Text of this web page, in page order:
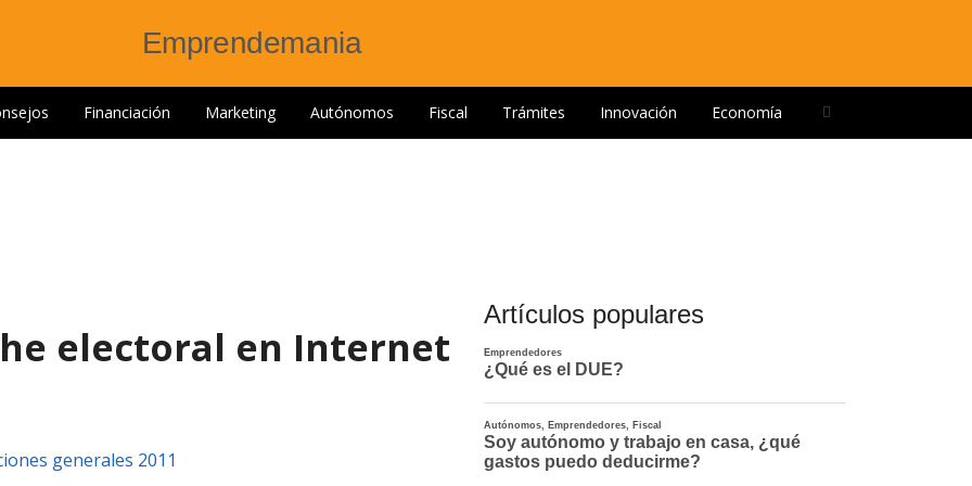
Financiación Marketing Autónomos Fiscal Trámites Innovación Economía
electoral en Internet
Artículos populares